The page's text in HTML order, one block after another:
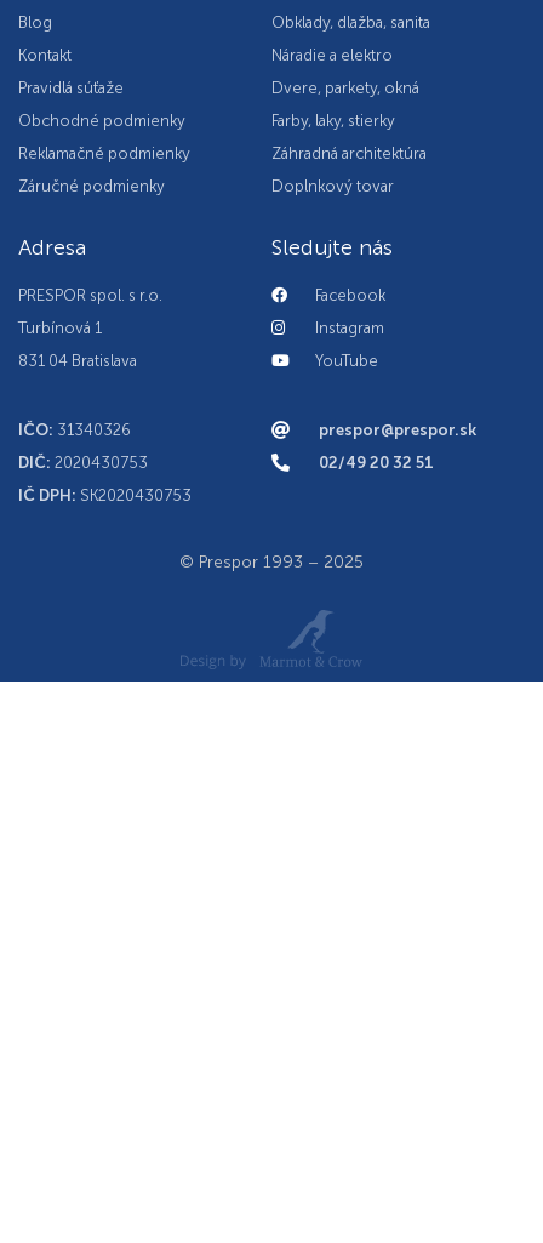
Blog
Kontakt
Pravidlá súťaže
Obchodné podmienky
Reklamačné podmienky
Záručné podmienky
Obklady, dlažba, sanita
Náradie a elektro
Dvere, parkety, okná
Farby, laky, stierky
Záhradná architektúra
Doplnkový tovar
Adresa
PRESPOR spol. s r.o.
Turbínová 1
831 04 Bratislava
IČO: 31340326
DIČ: 2020430753
IČ DPH: SK2020430753
Sledujte nás
Facebook
Instagram
YouTube
prespor@prespor.sk
02/49 20 32 51
© Prespor 1993 – 2025